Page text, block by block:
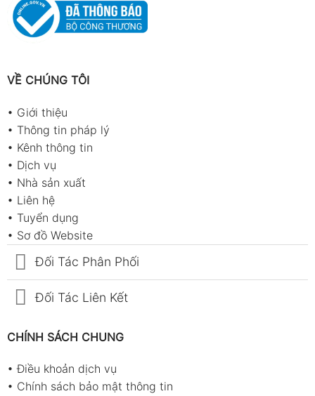
VỀ CHÚNG TÔI
• Giới thiệu
• Thông tin pháp lý
• Kênh thông tin
• Dịch vụ
• Nhà sản xuất
• Liên hệ
• Tuyển dụng
• Sơ đồ Website
Đối Tác Phân Phối
Đối Tác Liên Kết
CHÍNH SÁCH CHUNG
•Điều khoản dịch vụ
• Chính sách bảo mật thông tin